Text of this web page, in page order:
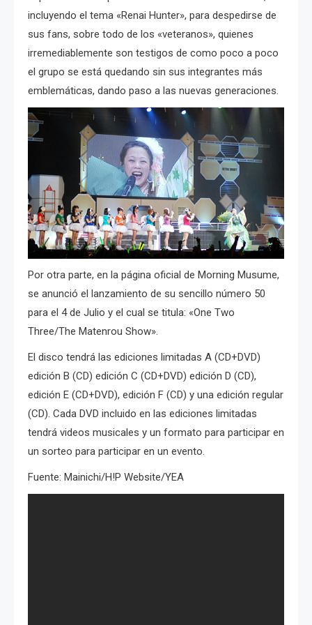
incluyendo el tema «Renai Hunter», para despedirse de
sus fans, sobre todo de los «veteranos», quienes
irremediablemente son testigos de como poco a poco
el grupo se está quedando sin sus integrantes más
emblemáticas, dando paso a las nuevas generaciones.
Por otra parte, en la página oficial de Morning Musume,
se anunció el lanzamiento de su sencillo número 50
para el 4 de Julio y el cual se titula: «One Two
Three/The Matenrou Show».
El disco tendrá las ediciones limitadas A (CD+DVD)
edición B (CD) edición C (CD+DVD) edición D (CD),
edición E (CD+DVD), edición F (CD) y una edición regular
(CD). Cada DVD incluido en las ediciones limitadas
tendrá videos musicales y un formato para participar en
un sorteo para participar en un evento.
Fuente: Mainichi/H!P Website/YEA